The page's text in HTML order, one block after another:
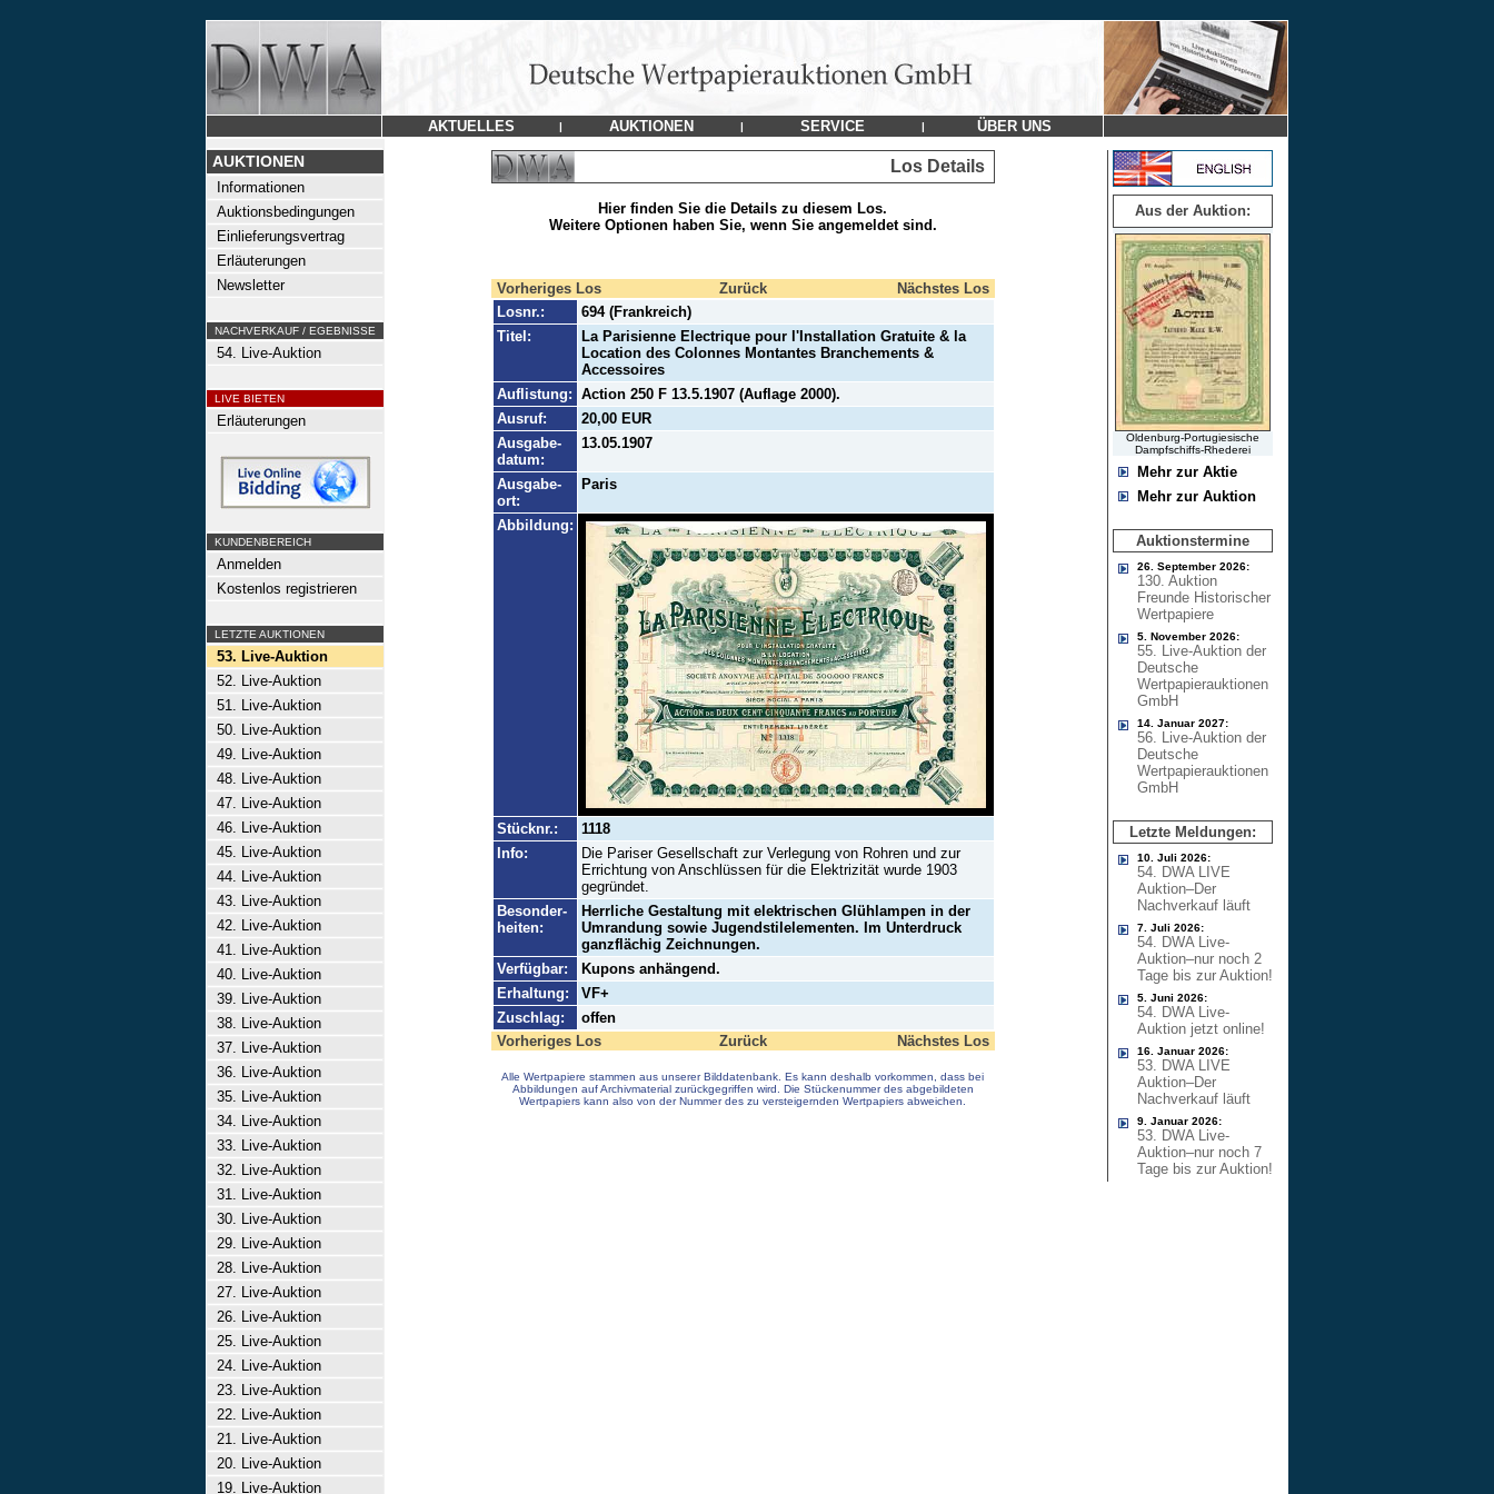
AKTUELLES | AUKTIONEN | SERVICE | ÜBER UNS
AUKTIONEN
Informationen
Auktionsbedingungen
Einlieferungsvertrag
Erläuterungen
Newsletter
NACHVERKAUF / EGEBNISSE
54. Live-Auktion
LIVE BIETEN
Erläuterungen
KUNDENBEREICH
Anmelden
Kostenlos registrieren
LETZTE AUKTIONEN
53. Live-Auktion
52. Live-Auktion
51. Live-Auktion
50. Live-Auktion
49. Live-Auktion
48. Live-Auktion
47. Live-Auktion
46. Live-Auktion
45. Live-Auktion
44. Live-Auktion
43. Live-Auktion
42. Live-Auktion
41. Live-Auktion
40. Live-Auktion
39. Live-Auktion
38. Live-Auktion
37. Live-Auktion
36. Live-Auktion
35. Live-Auktion
34. Live-Auktion
33. Live-Auktion
32. Live-Auktion
31. Live-Auktion
30. Live-Auktion
29. Live-Auktion
28. Live-Auktion
27. Live-Auktion
26. Live-Auktion
25. Live-Auktion
24. Live-Auktion
23. Live-Auktion
22. Live-Auktion
21. Live-Auktion
20. Live-Auktion
19. Live-Auktion
Los Details
Hier finden Sie die Details zu diesem Los.
Weitere Optionen haben Sie, wenn Sie angemeldet sind.
Vorheriges Los Zurück
Nächstes Los
Losnr.:
694 (Frankreich)
Titel:
La Parisienne Electrique pour l'Installation Gratuite & la
Location des Colonnes Montantes Branchements &
Accessoires
Auflistung: Action 250 F 13.5.1907 (Auflage 2000).
Ausruf:
20,00 EUR
Ausgabe-
datum:
13.05.1907
Ausgabe-
ort:
Paris
Abbildung:
Stücknr.:
1118
Info:
Die Pariser Gesellschaft zur Verlegung von Rohren und zur
Errichtung von Anschlüssen für die Elektrizität wurde 1903
gegründet.
Besonder-
heiten:
Herrliche Gestaltung mit elektrischen Glühlampen in der
Umrandung sowie Jugendstilelementen. Im Unterdruck
ganzflächig Zeichnungen.
Verfügbar:
Kupons anhängend.
Erhaltung:
VF+
Zuschlag:
offen
Vorheriges Los
Zurück Nächstes Los
Alle Wertpapiere stammen aus unserer Bilddatenbank. Es kann deshalb vorkommen, dass bei
Abbildungen auf Archivmaterial zurückgegriffen wird. Die Stückenummer des abgebildeten
Wertpapiers kann also von der Nummer des zu versteigernden Wertpapiers abweichen.
Aus der Auktion:
Oldenburg-Portugiesische
Dampfschiffs-Rhederei
Mehr zur Aktie
Mehr zur Auktion
Auktionstermine
26. September 2026:
130. Auktion
Freunde Historischer
Wertpapiere
5. November 2026:
55. Live-Auktion der
Deutsche
Wertpapierauktionen
GmbH
14. Januar 2027:
56. Live-Auktion der
Deutsche
Wertpapierauktionen
GmbH
Letzte Meldungen:
10. Juli 2026:
54. DWA LIVE
Auktion–Der
Nachverkauf läuft
7. Juli 2026:
54. DWA Live-
Auktion–nur noch 2
Tage bis zur Auktion!
5. Juni 2026:
54. DWA Live-
Auktion jetzt online!
16. Januar 2026:
53. DWA LIVE
Auktion–Der
Nachverkauf läuft
9. Januar 2026:
53. DWA Live-
Auktion–nur noch 7
Tage bis zur Auktion!